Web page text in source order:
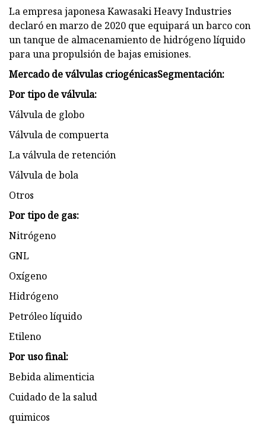
La empresa japonesa Kawasaki Heavy Industries
declaró en marzo de 2020 que equipará un barco con
un tanque de almacenamiento de hidrógeno líquido
para una propulsión de bajas emisiones.
Mercado de válvulas criogénicasSegmentación:
Por tipo de válvula:
Válvula de globo
Válvula de compuerta
La válvula de retención
Válvula de bola
Otros
Por tipo de gas:
Nitrógeno
GNL
Oxígeno
Hidrógeno
Petróleo líquido
Etileno
Por uso final:
Bebida alimenticia
Cuidado de la salud
quimicos